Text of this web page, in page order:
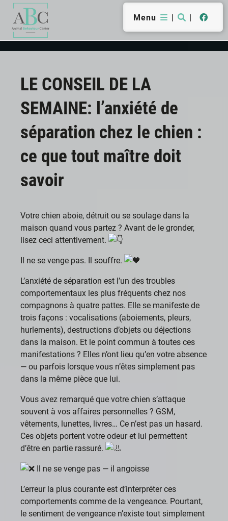
Menu | |
LE CONSEIL DE LA
SEMAINE: l’anxiété de
séparation chez le chien :
ce que tout maître doit
savoir
Votre chien aboie, détruit ou se soulage dans la
maison quand vous partez ? Avant de le gronder,
lisez ceci attentivement.
Il ne se venge pas. Il souffre.
L’anxiété de séparation est l’un des troubles
comportementaux les plus fréquents chez nos
compagnons à quatre pattes. Elle se manifeste de
trois façons : vocalisations (aboiements, pleurs,
hurlements), destructions d’objets ou déjections
dans la maison. Et le point commun à toutes ces
manifestations ? Elles n’ont lieu qu’en votre absence
— ou parfois lorsque vous n’êtes simplement pas
dans la même pièce que lui.
Vous avez remarqué que votre chien s’attaque
souvent à vos affaires personnelles ? GSM,
vêtements, lunettes, livres… Ce n’est pas un hasard.
Ces objets portent votre odeur et lui permettent
d’être en partie rassuré.
Il ne se venge pas — il angoisse
L’erreur la plus courante est d’interpréter ces
comportements comme de la vengeance. Pourtant,
le sentiment de vengeance n’existe tout simplement